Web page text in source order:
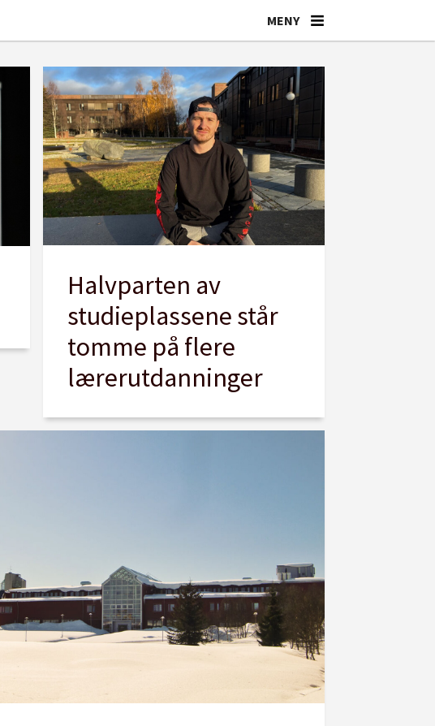
Halvparten av
studieplassene står
tomme på flere
lærerutdanninger